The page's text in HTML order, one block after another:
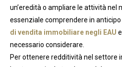
un’eredità o ampliare le attività nel
essenziale comprendere in anticipo
di vendita immobiliare negli EAU
necessario considerare.
Per ottenere redditività nel settore